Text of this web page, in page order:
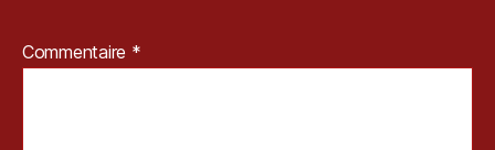
Commentaire *